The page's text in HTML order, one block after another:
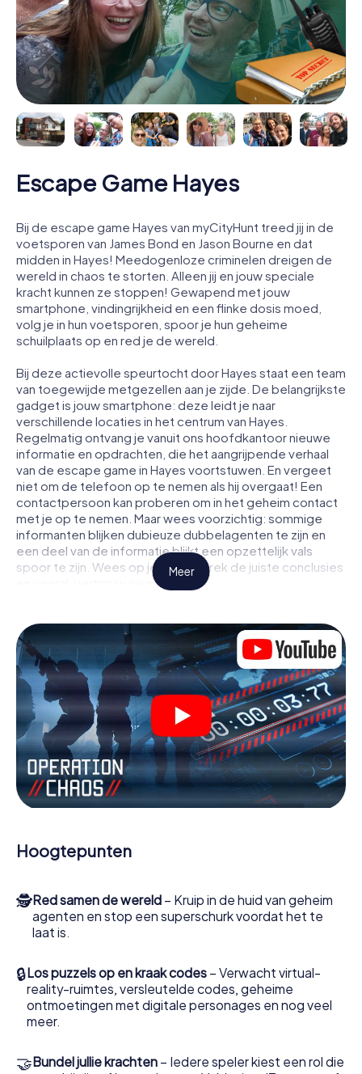
Escape Game Hayes
Bij de escape game Hayes van myCityHunt treed jij in de
voetsporen van James Bond en Jason Bourne en dat
midden in Hayes! Meedogenloze criminelen dreigen de
wereld in chaos te storten. Alleen jij en jouw speciale
kracht kunnen ze stoppen! Gewapend met jouw
smartphone, vindingrijkheid en een flinke dosis moed,
volg je in hun voetsporen, spoor je hun geheime
schuilplaats op en red je de wereld.
Bij deze actievolle speurtocht door Hayes staat een team
van toegewijde metgezellen aan je zijde. De belangrijkste
gadget is jouw smartphone: deze leidt je naar
verschillende locaties in het centrum van Hayes.
Regelmatig ontvang je vanuit ons hoofdkantoor nieuwe
informatie en opdrachten, die het aangrijpende verhaal
van de escape game in Hayes voortstuwen. En vergeet
niet om de telefoon op te nemen als hij overgaat! Een
contactpersoon kan proberen om in het geheim contact
met je op te nemen. Maar wees voorzichtig: sommige
informanten blijken dubieuze dubbelagenten te zijn en
een deel van de informatie blijkt een opzettelijk vals
spoor te zijn. Wees op je hoede, trek de juiste conclusies
en vooral: vertrouw niemand!
niet opgesloten in een kamer waaruit je jezelf binnen een
bepaald tijdvenster moet bevrijden. Met deze
speurtocht met een smartphone wordt heel Hayes jouw
speelveld! De technische voorwaarden voor jouw
avontuur in Hayes zijn een smartphone en toegang tot het
mobiel internet. Met één klik krijg jij toegang tot onze app.
Je hoeft niets te installeren om door interactieve video's,
lastige minigames of andere functies in de actie te
worden getrokken.
Werk samen als een team, onderschep vijandige
spionnen en lok de handlangers van de schurk naar je toe.
excelleren om de slechteriken te stoppen. In
tegenstelling tot James Bond en Co. zullen jouw daden
jezelf en jouw team in de hoogste score van Hayes en
krijg toegang tot jouw eigen fotogalerij. De escape game
van myCityHunt verandert Hayes in jouw eigen
wereld van spionage en geheime agenten en verander
Hayes in een escaperoom in de buitenlucht!
Meer
Hoogtepunten
🕵Red samen de wereld – Kruip in de huid van geheim
agenten en stop een superschurk voordat het te
laat is.
🔒Los puzzels op en kraak codes – Verwacht virtual-
reality-ruimtes, versleutelde codes, geheime
ontmoetingen met digitale personages en nog veel
meer.
🤝Bundel jullie krachten – Iedere speler kiest een rol die